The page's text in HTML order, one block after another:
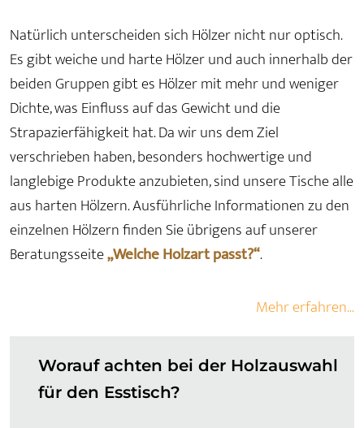
Natürlich unterscheiden sich Hölzer nicht nur optisch.
Es gibt weiche und harte Hölzer und auch innerhalb der
beiden Gruppen gibt es Hölzer mit mehr und weniger
Dichte, was Einfluss auf das Gewicht und die
Strapazierfähigkeit hat. Da wir uns dem Ziel
verschrieben haben, besonders hochwertige und
langlebige Produkte anzubieten, sind unsere Tische alle
aus harten Hölzern. Ausführliche Informationen zu den
einzelnen Hölzern finden Sie übrigens auf unserer
Beratungsseite„Welche Holzart passt?“.
Mehr erfahren...
Worauf achten bei der Holzauswahl
für den Esstisch?